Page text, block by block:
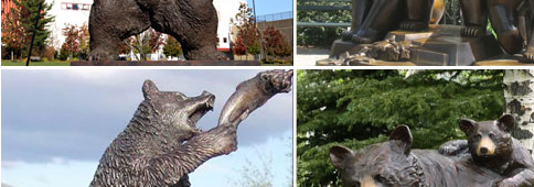
богов покупают, исходя из профессиональной принадлежности
гномы.
Подарки. Боги древней Греции, герои мифов
Статуэтка Греческая богиня любви – Афродита. 3 640 руб. Купить.
Скульптуры и статуэтки – купить в интернет-магазине…